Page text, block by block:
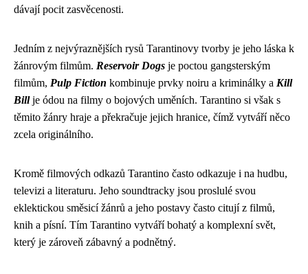
dávají pocit zasvěcenosti.
Jedním z nejvýraznějších rysů Tarantinovy tvorby je jeho láska k
žánrovým filmům. Reservoir Dogs je poctou gangsterským
filmům, Pulp Fiction kombinuje prvky noiru a kriminálky a Kill
Billje ódou na filmy o bojových uměních. Tarantino si však s
těmito žánry hraje a překračuje jejich hranice, čímž vytváří něco
zcela originálního.
Kromě filmových odkazů Tarantino často odkazuje i na hudbu,
televizi a literaturu. Jeho soundtracky jsou proslulé svou
eklektickou směsicí žánrů a jeho postavy často citují z filmů,
knih a písní. Tím Tarantino vytváří bohatý a komplexní svět,
který je zároveň zábavný a podnětný.